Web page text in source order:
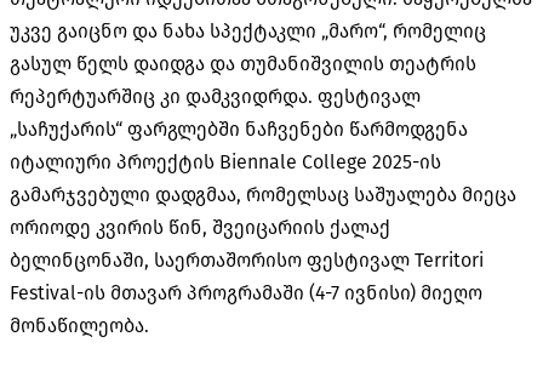
უკვე გაიცნო და ნახა სპექტაკლი „მარო“, რომელიც
გასულ წელს დაიდგა და თუმანიშვილის თეატრის
რეპერტუარშიც კი დამკვიდრდა. ფესტივალ
„საჩუქარის“ ფარგლებში ნაჩვენები წარმოდგენა
იტალიური პროექტის Biennale College 2025-ის
გამარჯვებული დადგმაა, რომელსაც საშუალება მიეცა
ორიოდე კვირის წინ, შვეიცარიის ქალაქ
ბელინცონაში, საერთაშორისო ფესტივალ Territori
Festival-ის მთავარ პროგრამაში (4-7 ივნისი) მიეღო
მონაწილეობა.